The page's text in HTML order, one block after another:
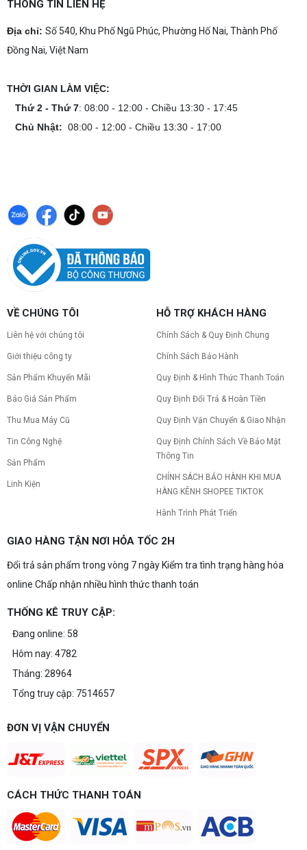
THÔNG TIN LIÊN HỆ
Địa chỉ: Số 540, Khu Phố Ngũ Phúc, Phường Hố Nai, Thành Phố
Đồng Nai, Việt Nam
THỜI GIAN LÀM VIỆC:
Thứ 2 - Thứ 7: 08:00 - 12:00 - Chiều 13:30 - 17:45
Chủ Nhật: 08:00 - 12:00 - Chiều 13:30 - 17:00
VỀ CHÚNG TÔI
Liên hệ với chúng tôi
Giới thiệu công ty
Sản Phẩm Khuyến Mãi
Báo Giá Sản Phẩm
Thu Mua Máy Cũ
Tin Công Nghệ
Sản Phẩm
Linh Kiện
HỖ TRỢ KHÁCH HÀNG
Chính Sách & Quy Định Chung
Chính Sách Bảo Hành
Quy Định & Hình Thức Thanh Toán
Quy Định Đổi Trả & Hoàn Tiền
Quy Định Vận Chuyển & Giao Nhận
Quy Định Chính Sách Về Bảo Mật
Thông Tin
CHÍNH SÁCH BẢO HÀNH KHI MUA
HÀNG KÊNH SHOPEE TIKTOK
Hành Trình Phát Triển
GIAO HÀNG TẬN NƠI HỎA TỐC 2H
Đổi trả sản phẩm trong vòng 7 ngày Kiểm tra tình trạng hàng hóa
online Chấp nhận nhiều hình thức thanh toán
THỐNG KÊ TRUY CẬP:
Đang online: 58
Hôm nay: 4782
Tháng: 28964
Tổng truy cập: 7514657
ĐƠN VỊ VẬN CHUYỂN
CÁCH THỨC THANH TOÁN